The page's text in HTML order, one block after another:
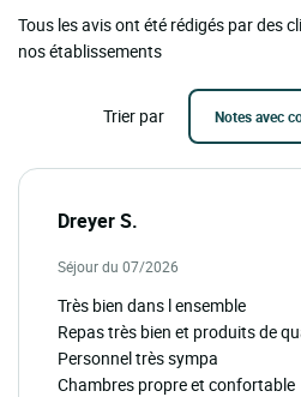
Tous les avis ont été rédigés par des
nos établissements
Trier par
Dreyer S.
Séjour du 07/2026
Très bien dans l ensemble
Repas très bien et produits de
Personnel très sympa
Chambres propre et confortable